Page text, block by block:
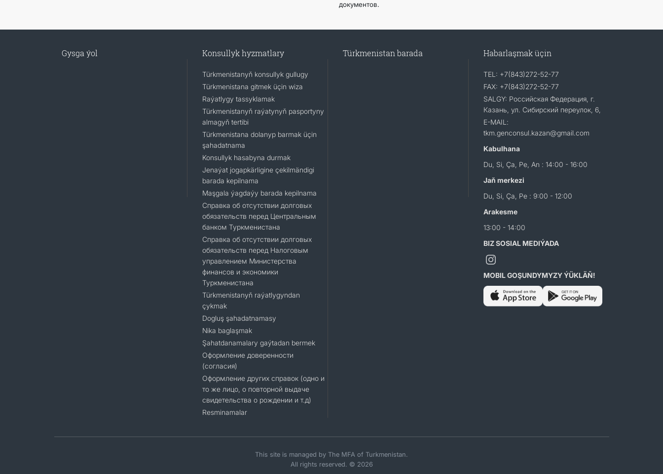
документов.
Gysga ýol Konsullyk hyzmatlary
Türkmenistanyň konsullyk gullugy
Türkmenistana gitmek üçin wiza
Raýatlygy tassyklamak
Türkmenistanyň raýatynyň pasportyny
almagyň tertibi
Türkmenistana dolanyp barmak üçin
şahadatnama
Konsullyk hasabyna durmak
Jenaýat jogapkärligine çekilmändigi
barada kepilnama
Maşgala ýagdaýy barada kepilnama
Cправка об отсутствии долговых
обязательств перед Центральным
банком Туркменистана
Справка об отсутствии долговых
обязательств перед Налоговым
управлением Министерства
финансов и экономики
Туркменистана
Türkmenistanyň raýatlygyndan
çykmak
Dogluş şahadatnamasy
Nika baglaşmak
Şahatdanamalary gaýtadan bermek
Оформление доверенности
(согласия)
Оформление других справок (одно и
то же лицо, о повторной выдаче
свидетельства о рождении и т.д)
Resminamalar
Türkmenistan barada Habarlaşmak üçin
TEL: +7(843)272-52-77
FAX: +7(843)272-52-77
SALGY: Российская Федерация, г.
Казань, ул. Сибирский переулок, 6,
E-MAIL:
tkm.genconsul.kazan@gmail.com
Kabulhana
Du, Si, Ça, Pe, An : 14:00 - 16:00
Jaň merkezi
Du, Si, Ça, Pe : 9:00 - 12:00
Arakesme
13:00 - 14:00
BIZ SOSIAL MEDIÝADA
MOBIL GOŞUNDYMYZY ÝÜKLÄŇ!
This site is managed by The MFA of Turkmenistan.
All rights reserved. © 2026